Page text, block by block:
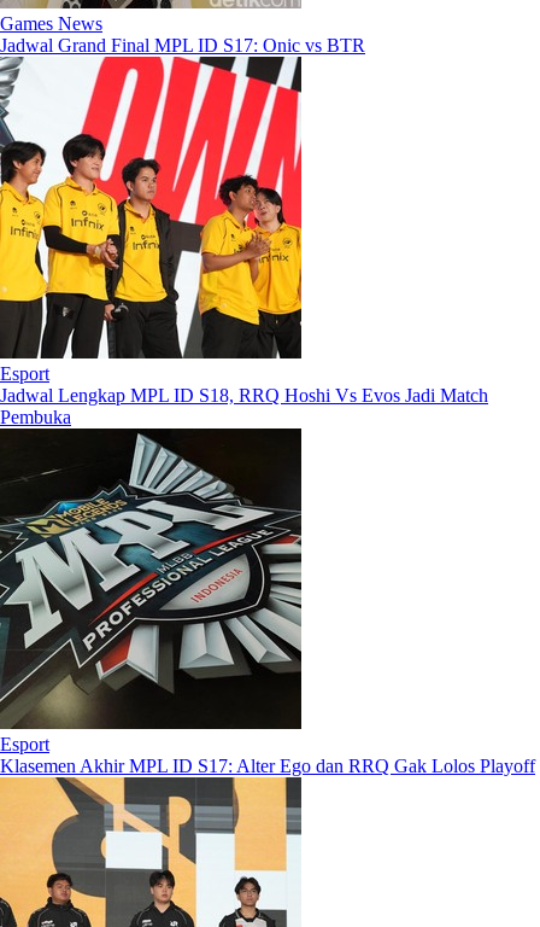
Games News
Jadwal Grand Final MPL ID S17: Onic vs BTR
Esport
Jadwal Lengkap MPL ID S18, RRQ Hoshi Vs Evos Jadi Match
Pembuka
Esport
Klasemen Akhir MPL ID S17: Alter Ego dan RRQ Gak Lolos Playoff